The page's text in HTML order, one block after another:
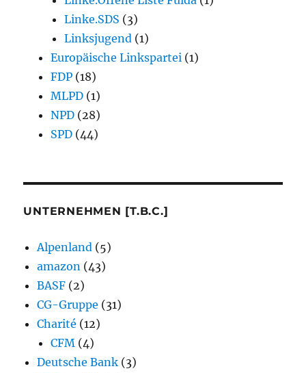
Linke.SDS (3)
Linksjugend (1)
Europäische Linkspartei (1)
FDP (18)
MLPD (1)
NPD (28)
SPD (44)
UNTERNEHMEN [T.B.C.]
Alpenland (5)
amazon (43)
BASF (2)
CG-Gruppe (31)
Charité (12)
CFM (4)
Deutsche Bank (3)